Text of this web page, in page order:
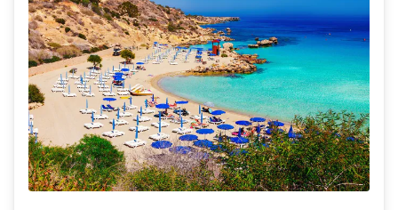
Zdjęcie 1 z 3